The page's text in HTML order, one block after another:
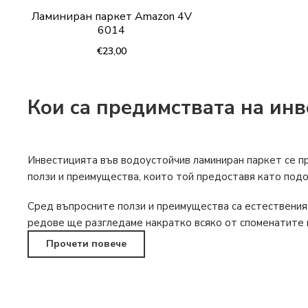
Ламиниран паркет Amazon 4V
6014
€23,00
Кои са предимствата на
Инвестицията във водоустойчив ламиниран паркет
ползи и преимущества, които той предоставя като
Сред въпросните ползи и преимущества са
редове ще разгледаме накратко всяко от
Естествен външен вид
Прочети повече